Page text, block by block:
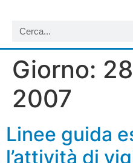
Giorno:
2007
Linee guida
l’attività di